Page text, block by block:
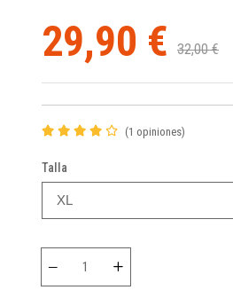
29,90 € 32,00 €
(1 opiniones)
Talla